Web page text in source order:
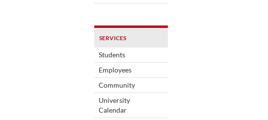
SERVICES
Students
Employees
Community
University
Calendar